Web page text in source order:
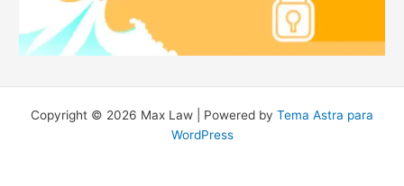
Copyright © 2026 Max Law | Powered by Tema Astra para
WordPress